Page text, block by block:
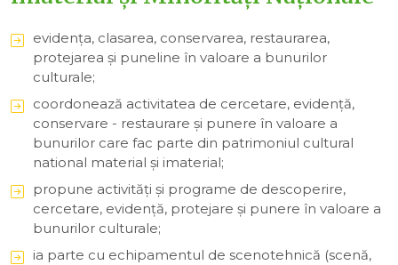
evidenţa, clasarea, conservarea, restaurarea,
protejarea şi puneline în valoare a bunurilor
culturale;
coordonează activitatea de cercetare, evidenţă,
conservare - restaurare şi punere în valoare a
bunurilor care fac parte din patrimoniul cultural
national material și imaterial;
propune activităţi şi programe de descoperire,
cercetare, evidenţă, protejare şi punere în valoare a
bunurilor culturale;
ia parte cu echipamentul de scenotehnică (scenă,